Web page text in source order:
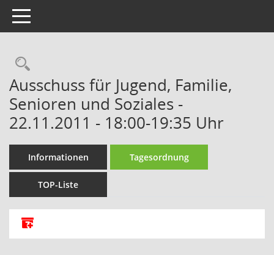
Toggle navigation
Rechercheauswahl
Ausschuss für Jugend, Familie,
Senioren und Soziales -
22.11.2011 - 18:00-19:35 Uhr
Informationen Tagesordnung
TOP-Liste
Alle Dokumente zu dieser Sitzung zusammenfassen